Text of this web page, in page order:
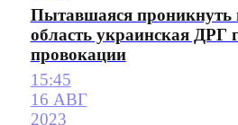
Пытавшаяся проникнуть
область украинская ДРГ
провокации
15:45
16 АВГ
2023